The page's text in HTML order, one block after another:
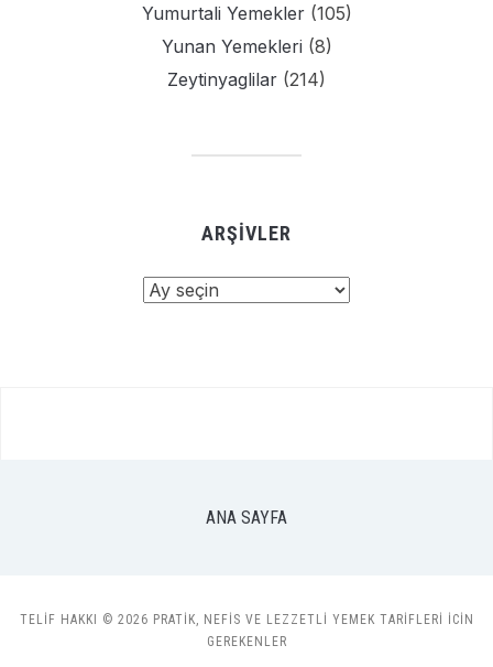
Yumurtali Yemekler(105)
Yunan Yemekleri (8)
Zeytinyaglilar (214)
ARŞIVLER
ANA SAYFA
TELIF HAKKI © 2026 PRATIK, NEFIS VE LEZZETLI YEMEK TARIFLERI ICIN
GEREKENLER